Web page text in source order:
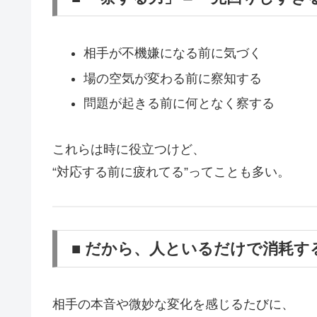
相手が不機嫌になる前に気づく
場の空気が変わる前に察知する
問題が起きる前に何となく察する
これらは時に役立つけど、
“対応する前に疲れてる”ってことも多い。
■ だから、人といるだけで消耗す
相手の本音や微妙な変化を感じるたびに、